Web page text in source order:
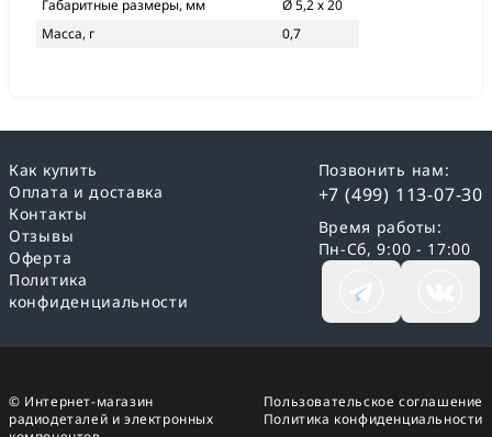
Габаритные размеры, мм
Ø 5,2 х 20
Масса, г
0,7
Как купить
Оплата и доставка
Контакты
Отзывы
Оферта
Политика
конфиденциальности
Позвонить нам:
+7 (499) 113-07-30
Время работы:
Пн-Сб, 9:00 - 17:00
© Интернет-магазин
радиодеталей и электронных
Пользовательское соглашение
Политика конфиденциальности